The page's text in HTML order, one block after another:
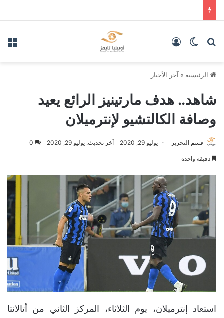
بحث عنالوضع المظلم
الرئيسية » آخر الأخبار
شاهد.. هدف مارتينيز الرائع يعيد
وصافة الكالتشيو لإنترميلان
قسم التحرير يوليو 29, 2020 آخر تحديث: يوليو 29, 2020 0
دقيقة واحدة
استعاد إنترميلان، يوم الثلاثاء، المركز الثاني من أتالانتا